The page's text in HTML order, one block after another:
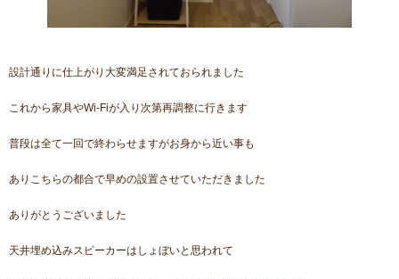
設計通りに仕上がり大変満足されておられました
これから家具やWi-Fiが入り次第再調整に行きます
普段は全て一回で終わらせますがお身から近い事も
ありこちらの都合で早めの設置させていただきました
ありがとうございました
天井埋め込みスピーカーはしょぼいと思われて